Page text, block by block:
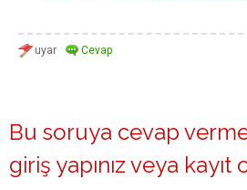
Bu soruya cevap
giriş yapınız veya kayıt